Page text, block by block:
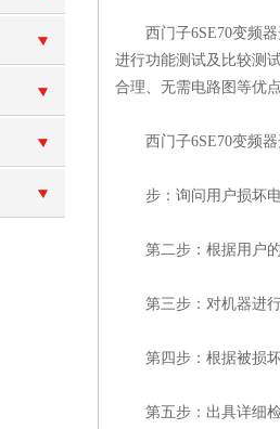
西门子6SE70变频器
进行功能测试及比较测
合理、无需电路图等优
西门子6SE70变频器
步：询问用户损坏电
第二步：根据用户的
第三步：对机器进行
第四步：根据被损坏
第五步：出具详细检